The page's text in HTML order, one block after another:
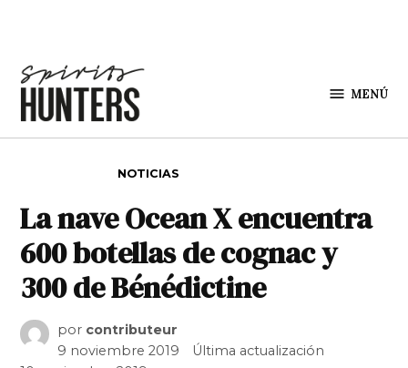
MENÚ
NOTICIAS
La nave Ocean X encuentra
600 botellas de cognac y
300 de Bénédictine
por contributeur
9 noviembre 2019
Última actualización